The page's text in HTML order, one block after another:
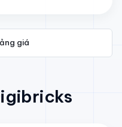
giá